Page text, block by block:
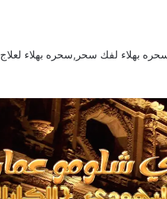
بهلاء لفك سحر,سحره بهلاء لعلاج